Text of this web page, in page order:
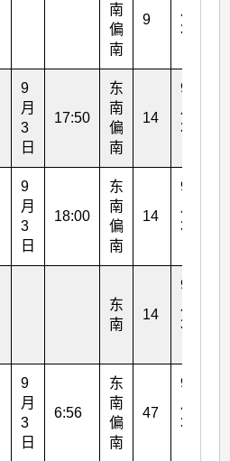
南
偏
南
9
3
9
月
3
日
17:50
东
南
偏
南
14
9
3
9
月
3
日
18:00
东
南
偏
南
14
9
3
东
南
14
9
3
9
月
3
日
6:56
东
南
偏
南
47
9
3